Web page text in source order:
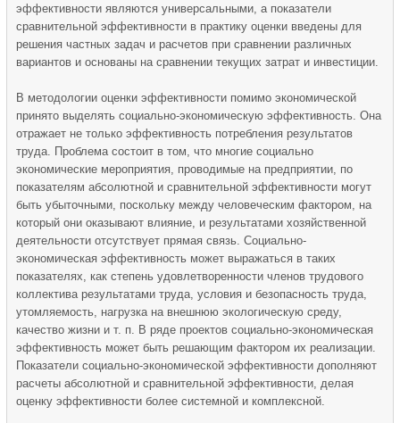
эффективности являются универсальными, а показатели
сравнительной эффективности в практику оценки введены для
решения частных задач и расчетов при сравнении различных
вариантов и основаны на сравнении текущих затрат и инвестиции.
В методологии оценки эффективности помимо экономической
принято выделять социально-экономическую эффективность. Она
отражает не только эффективность потребления результатов
труда. Проблема состоит в том, что многие социально
экономические мероприятия, проводимые на предприятии, по
показателям абсолютной и сравнительной эффективности могут
быть убыточными, поскольку между человеческим фактором, на
который они оказывают влияние, и результатами хозяйственной
деятельности отсутствует прямая связь. Социально-
экономическая эффективность может выражаться в таких
показателях, как степень удовлетворенности членов трудового
коллектива результатами труда, условия и безопасность труда,
утомляемость, нагрузка на внешнюю экологическую среду,
качество жизни и т. п. В ряде проектов социально-экономическая
эффективность может быть решающим фактором их реализации.
Показатели социально-экономической эффективности дополняют
расчеты абсолютной и сравнительной эффективности, делая
оценку эффективности более системной и комплексной.